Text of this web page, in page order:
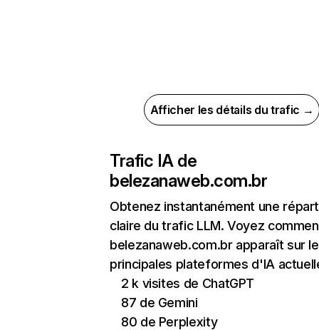
Afficher les détails du trafic →
Trafic IA de
belezanaweb.com.br
Obtenez instantanément une
claire du trafic LLM. Voyez
belezanaweb.com.br apparaît sur
principales plateformes d'IA
2 k visites de ChatGPT
87 de Gemini
80 de Perplexity